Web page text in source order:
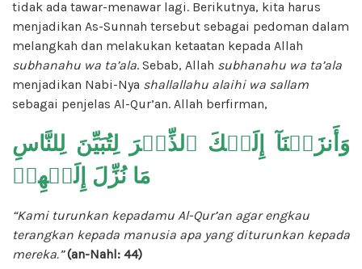
tidak ada tawar-menawar lagi. Berikutnya, kita harus
menjadikan As-Sunnah tersebut sebagai pedoman dalam
melangkah dan melakukan ketaatan kepada Allah
subhanahu wa ta’ala. Sebab, Allah subhanahu wa ta’ala
menjadikan Nabi-Nya shallallahu alaihi wa sallam
sebagai penjelas Al-Qur’an. Allah berfirman,
وَأَنزَلۡنَآ إِلَيۡكَ ٱلذِّكۡرَ لِتُبَيِّنَ لِلنَّاسِ
مَا نُزِّلَ إِلَيۡهِمۡ
“Kami turunkan kepadamu Al-Qur’an agar engkau
terangkan kepada manusia apa yang diturunkan kepada
mereka.” (an-Nahl: 44)